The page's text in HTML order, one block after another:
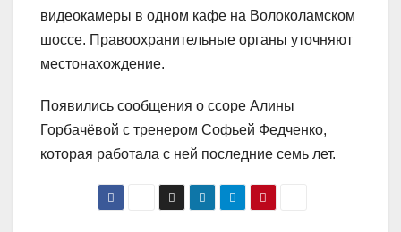
видеокамеры в одном кафе на Волоколамском
шоссе. Правоохранительные органы уточняют
местонахождение.
Появились сообщения о ссоре Алины
Горбачёвой с тренером Софьей Федченко,
которая работала с ней последние семь лет.